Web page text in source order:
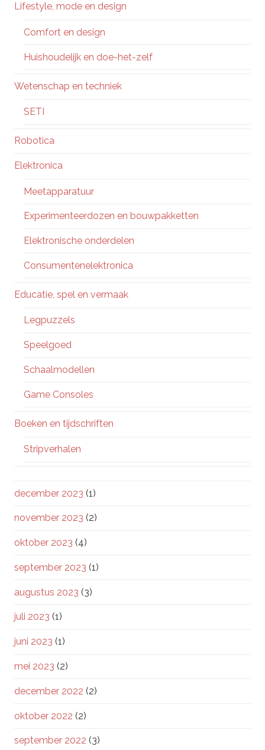
Lifestyle, mode en design
Comfort en design
Huishoudelijk en doe-het-zelf
Wetenschap en techniek
SETI
Robotica
Elektronica
Meetapparatuur
Experimenteerdozen en bouwpakketten
Elektronische onderdelen
Consumentenelektronica
Educatie, spel en vermaak
Legpuzzels
Speelgoed
Schaalmodellen
Game Consoles
Boeken en tijdschriften
Stripverhalen
december 2023 (1)
november 2023 (2)
oktober 2023 (4)
september 2023 (1)
augustus 2023 (3)
juli 2023 (1)
juni 2023 (1)
mei 2023 (2)
december 2022 (2)
oktober 2022 (2)
september 2022 (3)